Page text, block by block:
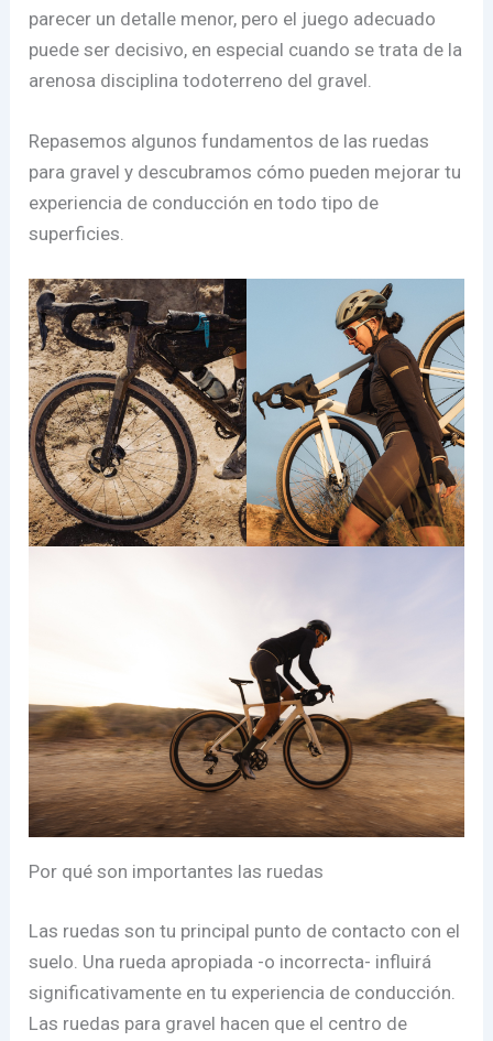
parecer un detalle menor, pero el juego adecuado
puede ser decisivo, en especial cuando se trata de la
arenosa disciplina todoterreno del gravel.
Repasemos algunos fundamentos de las ruedas
para gravel y descubramos cómo pueden mejorar tu
experiencia de conducción en todo tipo de
superficies.
Por qué son importantes las ruedas
Las ruedas son tu principal punto de contacto con el
suelo. Una rueda apropiada -o incorrecta- influirá
significativamente en tu experiencia de conducción.
Las ruedas para gravel hacen que el centro de